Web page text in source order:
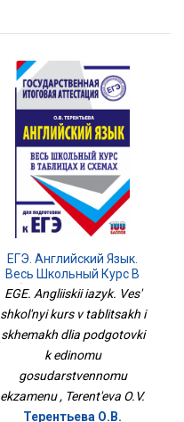
ЕГЭ. Английский Язык.
Весь Школьный Курс В
Таблицах И Схемах Для
Подготовки К Единому
Государственному
Экзамену
EGE. Angliiskii iazyk. Ves'
shkol'nyi kurs v tablitsakh i
skhemakh dlia podgotovki
k edinomu
gosudarstvennomu
ekzamenu , Terent'eva O.V.
Терентьева О.В.